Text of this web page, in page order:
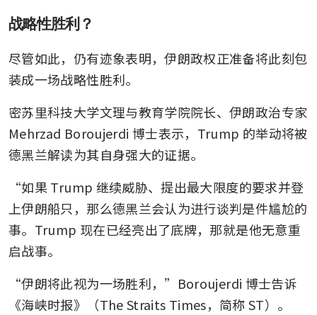
战略性胜利？
尽管如此，仍有迹象表明，伊朗政权正准备将此刻包
装成一场战略性胜利。
密苏里科技大学文理与教育学院院长、伊朗政治专家
Mehrzad Boroujerdi 博士表示，Trump 的举动将被
德黑兰解读为其自身强大的证据。
“如果 Trump 继续威胁、提出最大限度的要求并登
上伊朗船只，那么德黑兰会认为进行谈判是件尴尬的
事。Trump 现在已经亮出了底牌，那就是他无意重
启战事。
“伊朗将此视为一场胜利，”Boroujerdi 博士告诉
《海峡时报》（The Straits Times，简称 ST）。